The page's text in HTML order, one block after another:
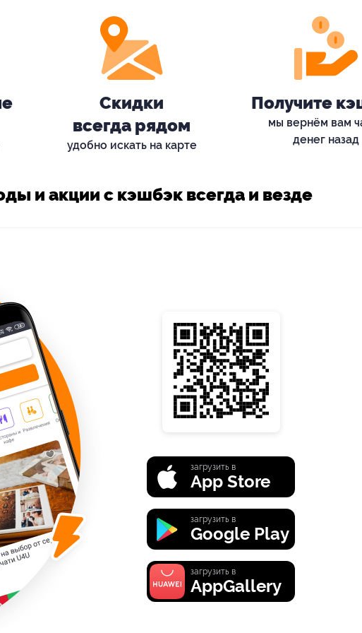
Скидки
всегда рядом
удобно искать на карте
Получите
мы вернём вам
денег назад
и акции с кэшбэк всегда и везде
загрузить в
App Store
загрузить в
Google Play
загрузить в
AppGallery